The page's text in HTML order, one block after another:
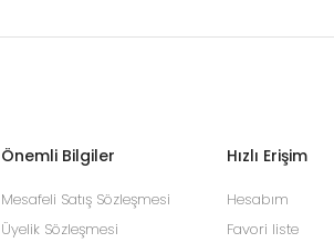
Önemli Bilgiler
Mesafeli Satış Sözleşmesi
Üyelik Sözleşmesi
Hızlı Erişim
Hesabım
Favori liste